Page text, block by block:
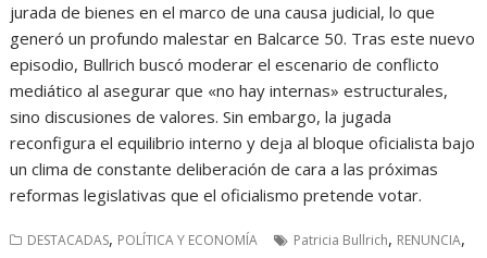
jurada de bienes en el marco de una causa judicial, lo que
generó un profundo malestar en Balcarce 50. Tras este nuevo
episodio, Bullrich buscó moderar el escenario de conflicto
mediático al asegurar que «no hay internas» estructurales,
sino discusiones de valores. Sin embargo, la jugada
reconfigura el equilibrio interno y deja al bloque oficialista bajo
un clima de constante deliberación de cara a las próximas
reformas legislativas que el oficialismo pretende votar.
DESTACADAS, POLÍTICA Y ECONOMÍA Patricia Bullrich, RENUNCIA,